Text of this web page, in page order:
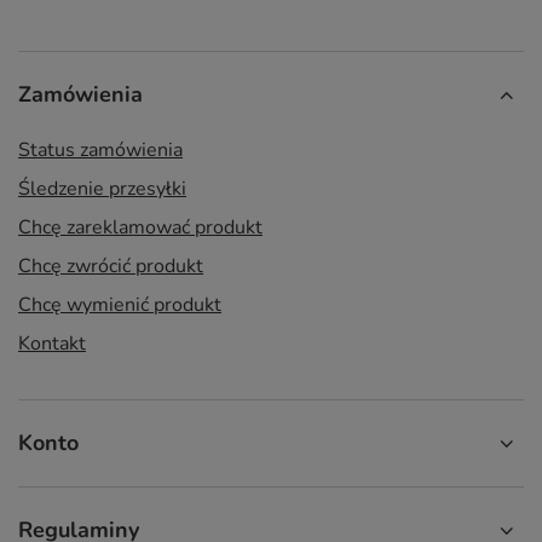
Zamówienia
Status zamówienia
Śledzenie przesyłki
Chcę zareklamować produkt
Chcę zwrócić produkt
Chcę wymienić produkt
Kontakt
Konto
Regulaminy